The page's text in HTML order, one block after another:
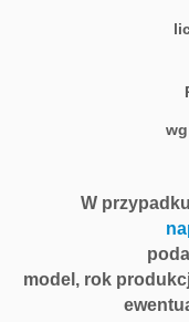
W
model, rok